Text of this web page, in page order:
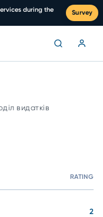
during the
Survey
видатків
RATING
2